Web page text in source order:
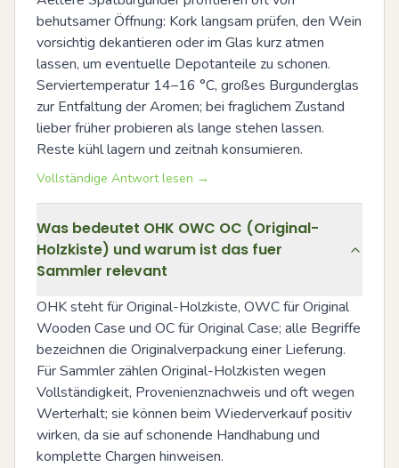
behutsamer Öffnung: Kork langsam prüfen, den Wein
vorsichtig dekantieren oder im Glas kurz atmen
lassen, um eventuelle Depotanteile zu schonen.
Serviertemperatur 14–16 °C, großes Burgunderglas
zur Entfaltung der Aromen; bei fraglichem Zustand
lieber früher probieren als lange stehen lassen.
Reste kühl lagern und zeitnah konsumieren.
Vollständige Antwort lesen →
Was bedeutet OHK OWC OC (Original-
Holzkiste) und warum ist das fuer
Sammler relevant
OHK steht für Original-Holzkiste, OWC für Original
Wooden Case und OC für Original Case; alle Begriffe
bezeichnen die Originalverpackung einer Lieferung.
Für Sammler zählen Original-Holzkisten wegen
Vollständigkeit, Provenienznachweis und oft wegen
Werterhalt; sie können beim Wiederverkauf positiv
wirken, da sie auf schonende Handhabung und
komplette Chargen hinweisen.